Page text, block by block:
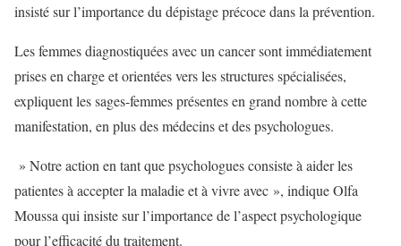
insisté sur l’importance du dépistage précoce dans la prévention.
Les femmes diagnostiquées avec un cancer sont immédiatement
prises en charge et orientées vers les structures spécialisées,
expliquent les sages-femmes présentes en grand nombre à cette
manifestation, en plus des médecins et des psychologues.
» Notre action en tant que psychologues consiste à aider les
patientes à accepter la maladie et à vivre avec », indique Olfa
Moussa qui insiste sur l’importance de l’aspect psychologique
pour l’efficacité du traitement.